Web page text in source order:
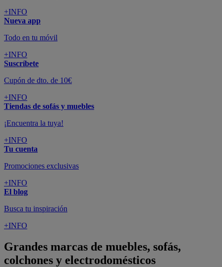
+INFO
Nueva app
Todo en tu móvil
+INFO
Suscríbete
Cupón de dto. de 10€
+INFO
Tiendas de sofás y muebles
¡Encuentra la tuya!
+INFO
Tu cuenta
Promociones exclusivas
+INFO
El blog
Busca tu inspiración
+INFO
Grandes marcas de muebles, sofás,
colchones y electrodomésticos